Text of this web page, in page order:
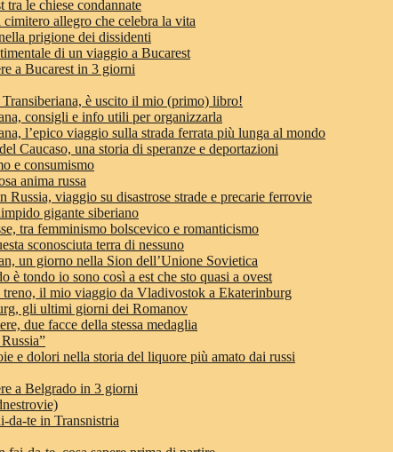
tra le chiese condannate
cimitero allegro che celebra la vita
prigione dei dissidenti
di un viaggio a Bucarest
a Bucarest in 3 giorni
è uscito il mio (primo) libro!
consigli e info utili per organizzarla
l’epico viaggio sulla strada ferrata più lunga al mondo
Caucaso, una storia di speranze e deportazioni
e consumismo
anima russa
Russia, viaggio su disastrose strade e precarie ferrovie
gigante siberiano
tra femminismo bolscevico e romanticismo
sconosciuta terra di nessuno
un giorno nella Sion dell’Unione Sovietica
è tondo io sono così a est che sto quasi a ovest
il mio viaggio da Vladivostok a Ekaterinburg
gli ultimi giorni dei Romanov
due facce della stessa medaglia
e dolori nella storia del liquore più amato dai russi
a Belgrado in 3 giorni
da-te in Transnistria